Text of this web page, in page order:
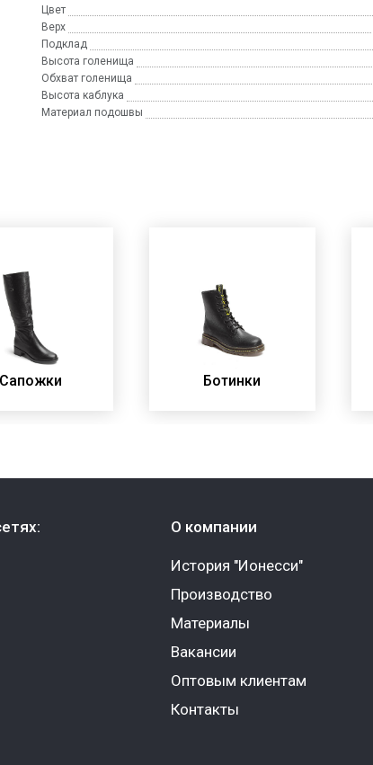
Цвет
Верх
Подклад
Высота голенища
Обхват голенища
Высота каблука
Материал подошвы
Сапожки Ботинки
О компании
История "Ионесси"
Производство
Материалы
Вакансии
Оптовым клиентам
Контакты